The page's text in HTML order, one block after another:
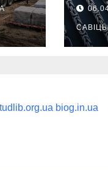
biog.in.ua